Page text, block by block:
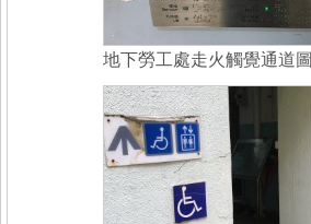
地下勞工處走火觸覺通道圖